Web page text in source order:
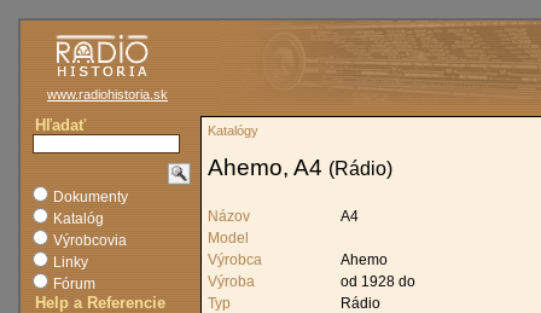
www.radiohistoria.sk
Hľadať
Dokumenty
Katalóg
Výrobcovia
Linky
Fórum
Help a Referencie
Ahemo, A4 (Rádio)
Katalógy
Názov
A4
Model
Výrobca
Ahemo
Výroba
od 1928 do
Typ
Rádio